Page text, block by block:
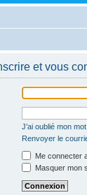
et vous
J’ai oublié mon
Renvoyer le
Me connecter
Masquer mon